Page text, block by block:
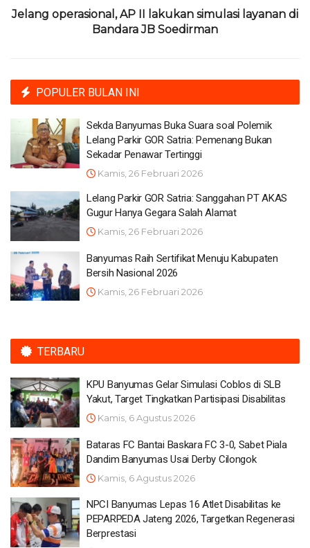
Jelang operasional, AP II lakukan simulasi layanan di
Bandara JB Soedirman
POPULER BULAN INI
Sekda Banyumas Buka Suara soal Polemik
Lelang Parkir GOR Satria: Pemenang Bukan
Sekadar Penawar Tertinggi
Kamis, 26 Februari 2026
Lelang Parkir GOR Satria: Sanggahan PT AKAS
Gugur Hanya Gegara Salah Alamat
Kamis, 26 Februari 2026
Banyumas Raih Sertifikat Menuju Kabupaten
Bersih Nasional 2026
Kamis, 26 Februari 2026
TERBARU
KPU Banyumas Gelar Simulasi Coblos di SLB
Yakut, Target Tingkatkan Partisipasi Disabilitas
Kamis, 6 Agustus 2026
Bataras FC Bantai Baskara FC 3-0, Sabet Piala
Dandim Banyumas Usai Derby Cilongok
Kamis, 6 Agustus 2026
NPCI Banyumas Lepas 16 Atlet Disabilitas ke
PEPARPEDA Jateng 2026, Targetkan Regenerasi
Berprestasi